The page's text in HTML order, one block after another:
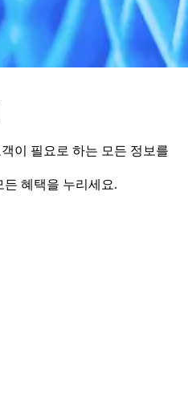
이 필요로 하는 모든 정보를
든 혜택을 누리세요.